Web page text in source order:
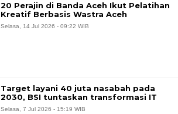
20 Perajin di Banda Aceh Ikut Pelatihan
Kreatif Berbasis Wastra Aceh
Selasa, 14 Jul 2026 - 09:22 WIB
Target layani 40 juta nasabah pada
2030, BSI tuntaskan transformasi IT
Selasa, 7 Jul 2026 - 15:19 WIB